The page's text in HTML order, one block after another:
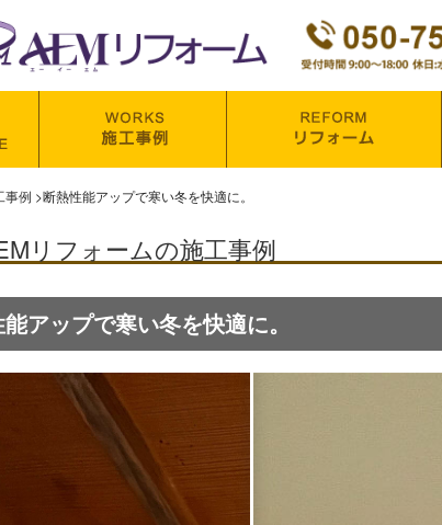
事例 >断熱性能アップで寒い冬を快適に。
リフォームの施工事例
アップで寒い冬を快適に。